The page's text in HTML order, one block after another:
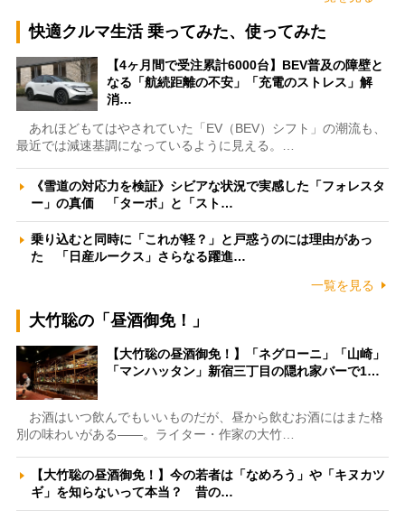
快適クルマ生活 乗ってみた、使ってみた
【4ヶ月間で受注累計6000台】BEV普及の障壁と
なる「航続距離の不安」「充電のストレス」解
消…
あれほどもてはやされていた「EV（BEV）シフト」の潮流も、
最近では減速基調になっているように見える。…
《雪道の対応力を検証》シビアな状況で実感した「フォレスタ
ー」の真価 「ターボ」と「スト…
乗り込むと同時に「これが軽？」と戸惑うのには理由があっ
た 「日産ルークス」さらなる躍進…
一覧を見る
大竹聡の「昼酒御免！」
【大竹聡の昼酒御免！】「ネグローニ」「山崎」
「マンハッタン」新宿三丁目の隠れ家バーで1…
お酒はいつ飲んでもいいものだが、昼から飲むお酒にはまた格
別の味わいがある――。ライター・作家の大竹…
【大竹聡の昼酒御免！】今の若者は「なめろう」や「キヌカツ
ギ」を知らないって本当？ 昔の…